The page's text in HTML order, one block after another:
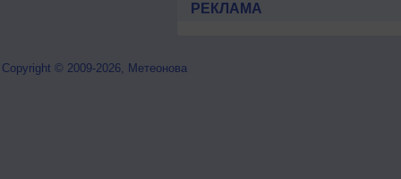
РЕКЛАМА
Copyright © 2009-2026, Метеонова